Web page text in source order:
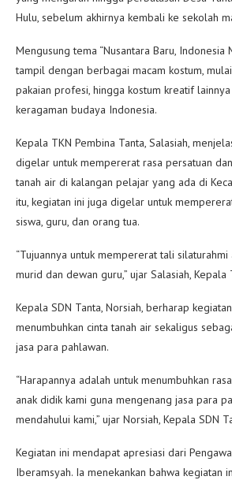
Hulu, sebelum akhirnya kembali ke sekolah
Mengusung tema “Nusantara Baru, Indonesia
tampil dengan berbagai macam kostum,
pakaian profesi, hingga kostum kreatif
keragaman budaya Indonesia.
Kepala TKN Pembina Tanta, Salasiah,
digelar untuk mempererat rasa persatuan
tanah air di kalangan pelajar yang ada di
itu, kegiatan ini juga digelar untuk
siswa, guru, dan orang tua.
“Tujuannya untuk mempererat tali
murid dan dewan guru,” ujar Salasiah, Kepala
Kepala SDN Tanta, Norsiah, berharap
menumbuhkan cinta tanah air sekaligus
jasa para pahlawan.
“Harapannya adalah untuk menumbuhkan
anak didik kami guna mengenang jasa para
mendahului kami,” ujar Norsiah, Kepala SDN
Kegiatan ini mendapat apresiasi dari
Iberamsyah. Ia menekankan bahwa kegiatan